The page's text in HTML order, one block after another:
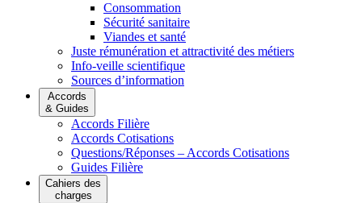
Consommation
Sécurité sanitaire
Viandes et santé
Juste rémunération et attractivité des métiers
Info-veille scientifique
Sources d’information
Accords
& Guides
Accords Filière
Accords Cotisations
Questions/Réponses – Accords Cotisations
Guides Filière
Cahiers des
charges